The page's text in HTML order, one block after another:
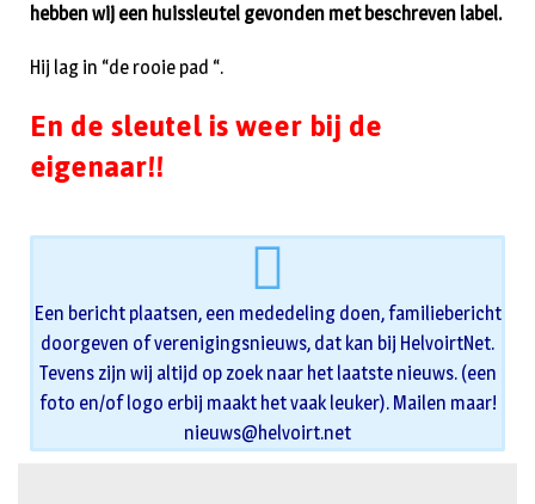
hebben wij een huissleutel gevonden met beschreven label.
Hij lag in “de rooie pad “.
En de sleutel is weer bij de
eigenaar!!
Een bericht plaatsen, een mededeling doen, familiebericht
doorgeven of verenigingsnieuws, dat kan bij HelvoirtNet.
Tevens zijn wij altijd op zoek naar het laatste nieuws. (een
foto en/of logo erbij maakt het vaak leuker). Mailen maar!
nieuws@helvoirt.net